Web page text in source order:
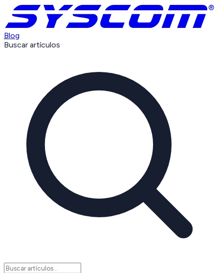
Blog
Buscar artículos